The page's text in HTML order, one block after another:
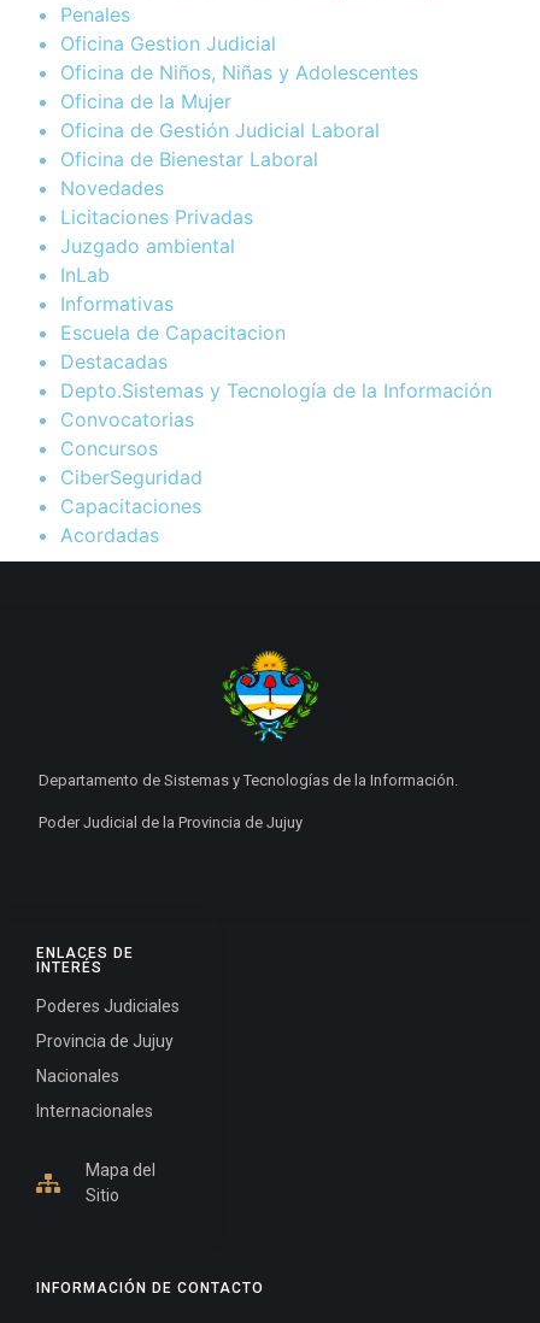
Penales
Oficina Gestion Judicial
Oficina de Niños, Niñas y Adolescentes
Oficina de la Mujer
Oficina de Gestión Judicial Laboral
Oficina de Bienestar Laboral
Novedades
Licitaciones Privadas
Juzgado ambiental
InLab
Informativas
Escuela de Capacitacion
Destacadas
Depto.Sistemas y Tecnología de la Información
Convocatorias
Concursos
CiberSeguridad
Capacitaciones
Acordadas
INFORMACIÓN DE CONTACTO
ENLACES DE
INTERÉS
Poderes Judiciales
Provincia de Jujuy
Nacionales
Internacionales
Mapa del
Sitio
Departamento de Sistemas y Tecnologías de la Información.
Poder Judicial de la Provincia de Jujuy